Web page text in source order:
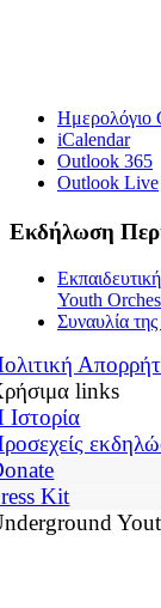
Ημερολόγιο
iCalendar
Outlook 365
Outlook Live
Εκδήλωση
Youth
Συναυλία
links
Ιστορία
Kit